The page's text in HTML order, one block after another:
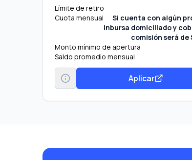
Límite de retiro
Cuota mensual
Si cuenta con algún
Inbursa domiciliado y
comisión será de
Monto mínimo de apertura
Saldo promedio mensual
Aplicar